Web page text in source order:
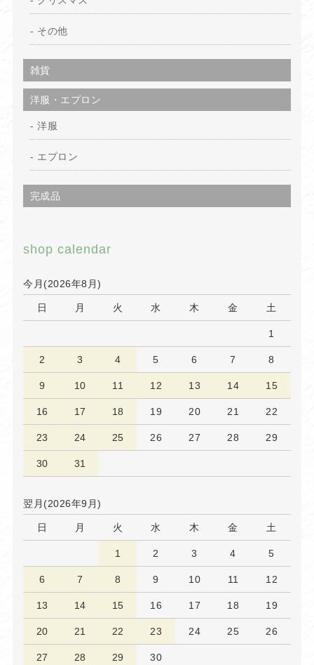
その他
雑貨
洋服・エプロン
洋服
エプロン
完成品
shop calendar
今月(2026年8月)
日 月 火 水 木 金 土
1
2 3 4 5 6 7 8
9 10 11 12 13 14 15
16 17 18 19 20 21 22
23 24 25 26 27 28 29
30 31
翌月(2026年9月)
日 月 火 水 木 金 土
1 2 3 4 5
6 7 8 9 10 11 12
13 14 15 16 17 18 19
20 21 22 23 24 25 26
27 28 29 30